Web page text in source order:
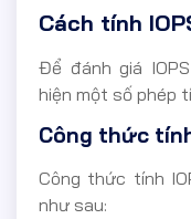
Cách tính
Để đánh giá
hiện một số phép
Công thức
Công thức tính
như sau: